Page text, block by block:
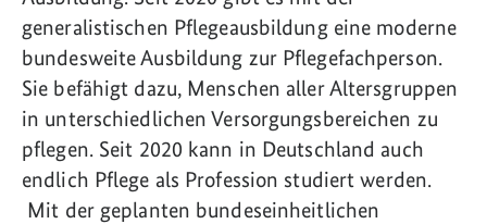
generalistischen Pflegeausbildung eine moderne
bundesweite Ausbildung zur Pflegefachperson.
Sie befähigt dazu, Menschen aller Altersgruppen
in unterschiedlichen Versorgungsbereichen zu
pflegen. Seit 2020 kann in Deutschland auch
endlich Pflege als Profession studiert werden.
Mit der geplanten bundeseinheitlichen